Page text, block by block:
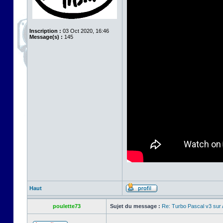
Inscription : 03 Oct 2020, 16:46
Message(s) : 145
Haut
poulette73 Sujet du message : Re: Turbo Pascal v3 sur